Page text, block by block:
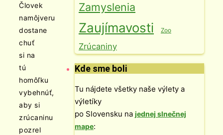
Človek
namôjveru
dostane
chuť
si na
tú
homôľku
vybehnúť,
aby si
zrúcaninu
pozrel
Zamyslenia
Zaujímavosti Zoo
Zrúcaniny
Kde sme boli
Tu nájdete všetky naše výlety a
výletíky
po Slovensku na jednej slnečnej
mape: